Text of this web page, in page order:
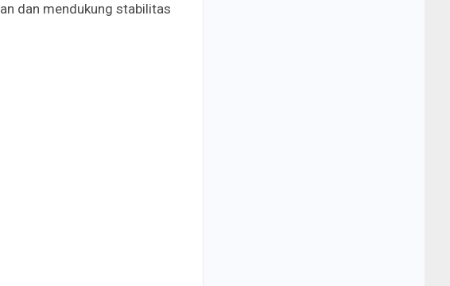
dan mendukung stabilitas